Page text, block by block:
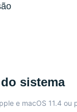
sistema
e macOS 11.4 ou